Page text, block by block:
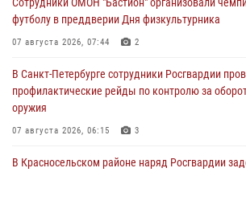
футболу в преддверии Дня физкультурника
07 августа 2026, 07:44 2
В Санкт-Петербурге сотрудники Росгвардии
профилактические рейды по контролю за
оружия
07 августа 2026, 06:15 3
В Красносельском районе наряд Росгвардии